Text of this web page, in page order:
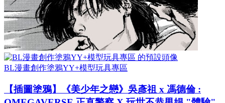
BL漫畫創作塗鴉YY+模型玩具專區
【插圖塗鴉】《美少年之戀》吳彥祖 x 馮德倫 :